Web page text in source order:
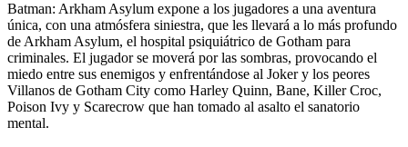
Batman: Arkham Asylum expone a los jugadores a una aventura
única, con una atmósfera siniestra, que les llevará a lo más profundo
de Arkham Asylum, el hospital psiquiátrico de Gotham para
criminales. El jugador se moverá por las sombras, provocando el
miedo entre sus enemigos y enfrentándose al Joker y los peores
Villanos de Gotham City como Harley Quinn, Bane, Killer Croc,
Poison Ivy y Scarecrow que han tomado al asalto el sanatorio
mental.